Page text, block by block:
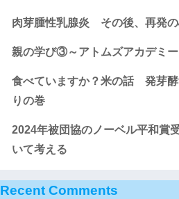
肉芽腫性乳腺炎 その後、再発の
親の学び③～アトムズアカデミ
食べていますか？米の話 発芽酵
りの巻
2024年被団協のノーベル平和賞
いて考える
Recent Comments